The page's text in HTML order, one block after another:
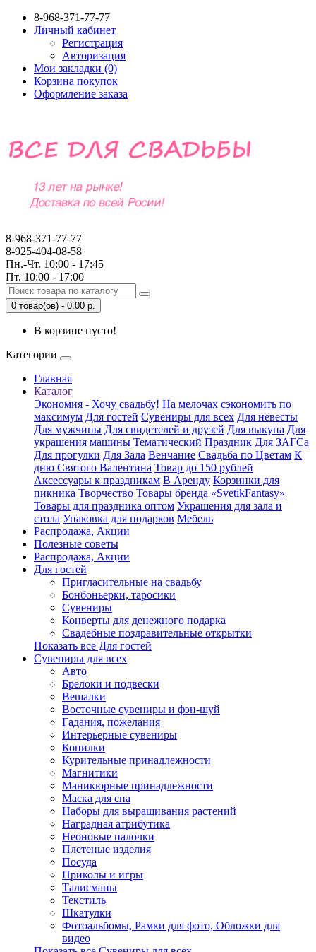
8-968-371-77-77
Личный кабинет
Регистрация
Авторизация
Мои закладки (0)
Корзина покупок
Оформление заказа
8-968-371-77-77
8-925-404-08-58
Пн.-Чт. 10:00 - 17:45
Пт. 10:00 - 17:00
0 товар(ов) - 0.00 р.
В корзине пусто!
Категории
Главная
Каталог
Экономия - Хочу свадьбу! На мелочах сэкономить по
максимум Для гостей Сувениры для всех Для невесты
Для мужчины Для свидетелей и друзей Для выкупа Для
украшения машины Тематический Праздник Для ЗАГСа
Для прогулки Для Зала Венчание Свадьба по Цветам К
дню Святого Валентина Товар до 150 рублей
Аксессуары к праздникам В Аренду Корзинки для
пикника Творчество Товары бренда «SvetikFantasy»
Товары для праздника оптом Украшения для зала и
стола Упаковка для подарков Мебель
Распродажа, Акции
Полезные советы
Распродажа, Акции
Для гостей
Пригласительные на свадьбу
Бонбоньерки, таросики
Сувениры
Конверты для денежного подарка
Свадебные поздравительные открытки
Показать все Для гостей
Сувениры для всех
Авто
Брелоки и подвески
Вешалки
Восточные сувениры и фэн-шуй
Гадания, пожелания
Интерьерные сувениры
Копилки
Курительные принадлежности
Магнитики
Маникюрные принадлежности
Маска для сна
Наборы для выращивания растений
Наградная атрибутика
Неоновые палочки
Плетеные изделия
Посуда
Приколы и игры
Талисманы
Текстиль
Шкатулки
Фотоальбомы, Рамки для фото, Обложки для
видео